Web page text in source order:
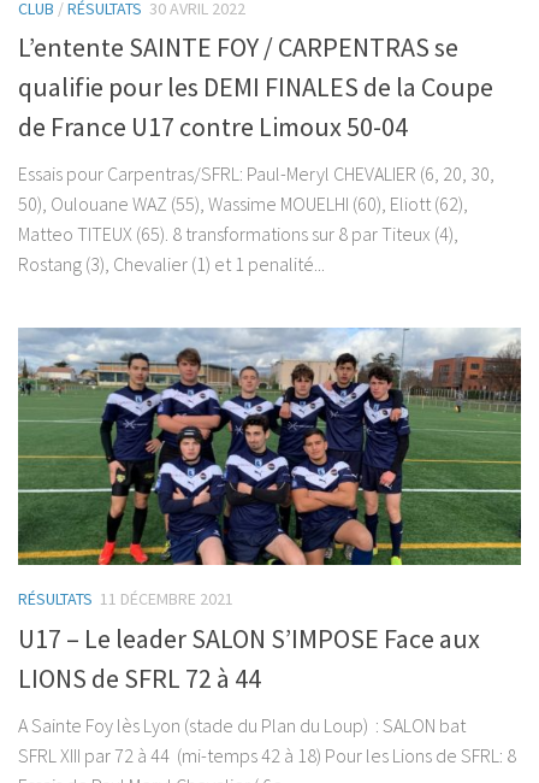
CLUB /RÉSULTATS 30 AVRIL 2022
L’entente SAINTE FOY / CARPENTRAS se
qualifie pour les DEMI FINALES de la Coupe
de France U17 contre Limoux 50-04
Essais pour Carpentras/SFRL: Paul-Meryl CHEVALIER (6, 20, 30,
50), Oulouane WAZ (55), Wassime MOUELHI (60), Eliott (62),
Matteo TITEUX (65). 8 transformations sur 8 par Titeux (4),
Rostang (3), Chevalier (1) et 1 penalité...
RÉSULTATS 11 DÉCEMBRE 2021
U17 – Le leader SALON S’IMPOSE Face aux
LIONS de SFRL 72 à 44
A Sainte Foy lès Lyon (stade du Plan du Loup) : SALON bat
SFRL XIII par 72 à 44 (mi-temps 42 à 18) Pour les Lions de SFRL: 8